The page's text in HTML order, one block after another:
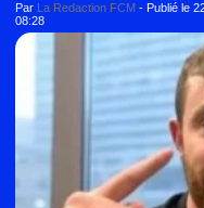
Par La Redaction FCM - Publié le
08:28